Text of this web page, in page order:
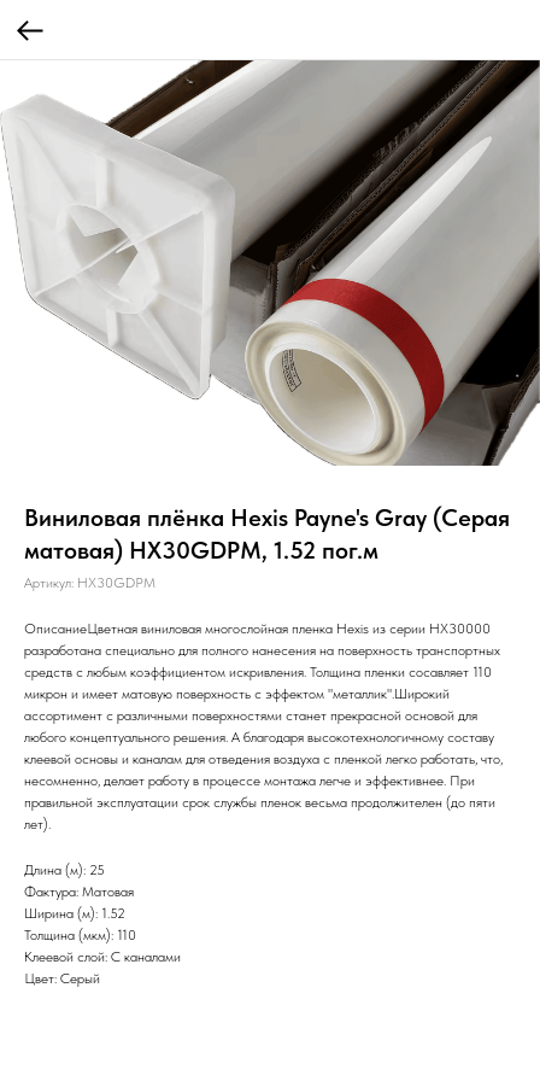
Виниловая плёнка Hexis Payne's Gray (Серая
матовая) HX30GDPM, 1.52 пог.м
Артикул: HX30GDPM
ОписаниеЦветная виниловая многослойная пленка Hexis из серии НХ30000
разработана специально для полного нанесения на поверхность транспортных
средств с любым коэффициентом искривления. Толщина пленки сосавляет 110
микрон и имеет матовую поверхность с эффектом "металлик".Широкий
ассортимент с различными поверхностями станет прекрасной основой для
любого концептуального решения. А благодаря высокотехнологичному составу
клеевой основы и каналам для отведения воздуха с пленкой легко работать, что,
несомненно, делает работу в процессе монтажа легче и эффективнее. При
правильной эксплуатации срок службы пленок весьма продолжителен (до пяти
лет).
Длина (м): 25
Фактура: Матовая
Ширина (м): 1.52
Толщина (мкм): 110
Клеевой слой: С каналами
Цвет: Серый